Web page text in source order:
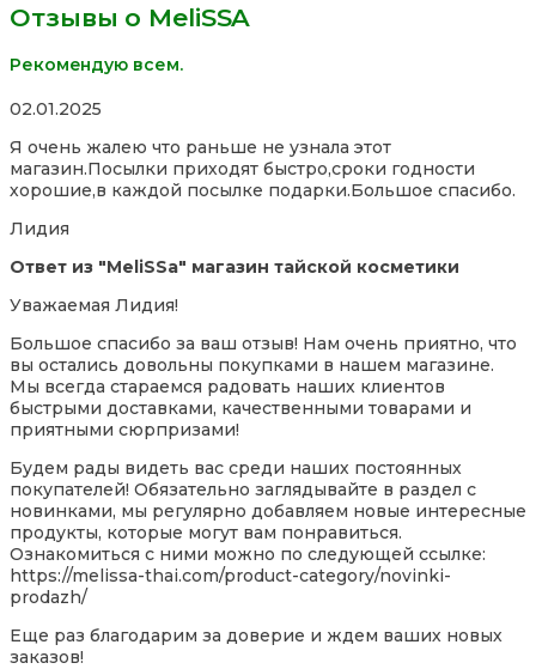
Отзывы о MeliSSA
Рекомендую всем.
Rated
out
of
5
02.01.2025
Я очень жалею что раньше не узнала этот
магазин.Посылки приходят быстро,сроки годности
хорошие,в каждой посылке подарки.Большое спасибо.
Лидия
Ответ из "MeliSSa" магазин тайской косметики
Уважаемая Лидия!
Большое спасибо за ваш отзыв! Нам очень приятно, что
вы остались довольны покупками в нашем магазине.
Мы всегда стараемся радовать наших клиентов
быстрыми доставками, качественными товарами и
приятными сюрпризами!
Будем рады видеть вас среди наших постоянных
покупателей! Обязательно заглядывайте в раздел с
новинками, мы регулярно добавляем новые интересные
продукты, которые могут вам понравиться.
Ознакомиться с ними можно по следующей ссылке:
https://melissa-thai.com/product-category/novinki-
prodazh/
Еще раз благодарим за доверие и ждем ваших новых
заказов!